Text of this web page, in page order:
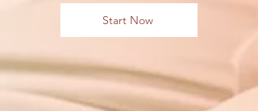
Start Now